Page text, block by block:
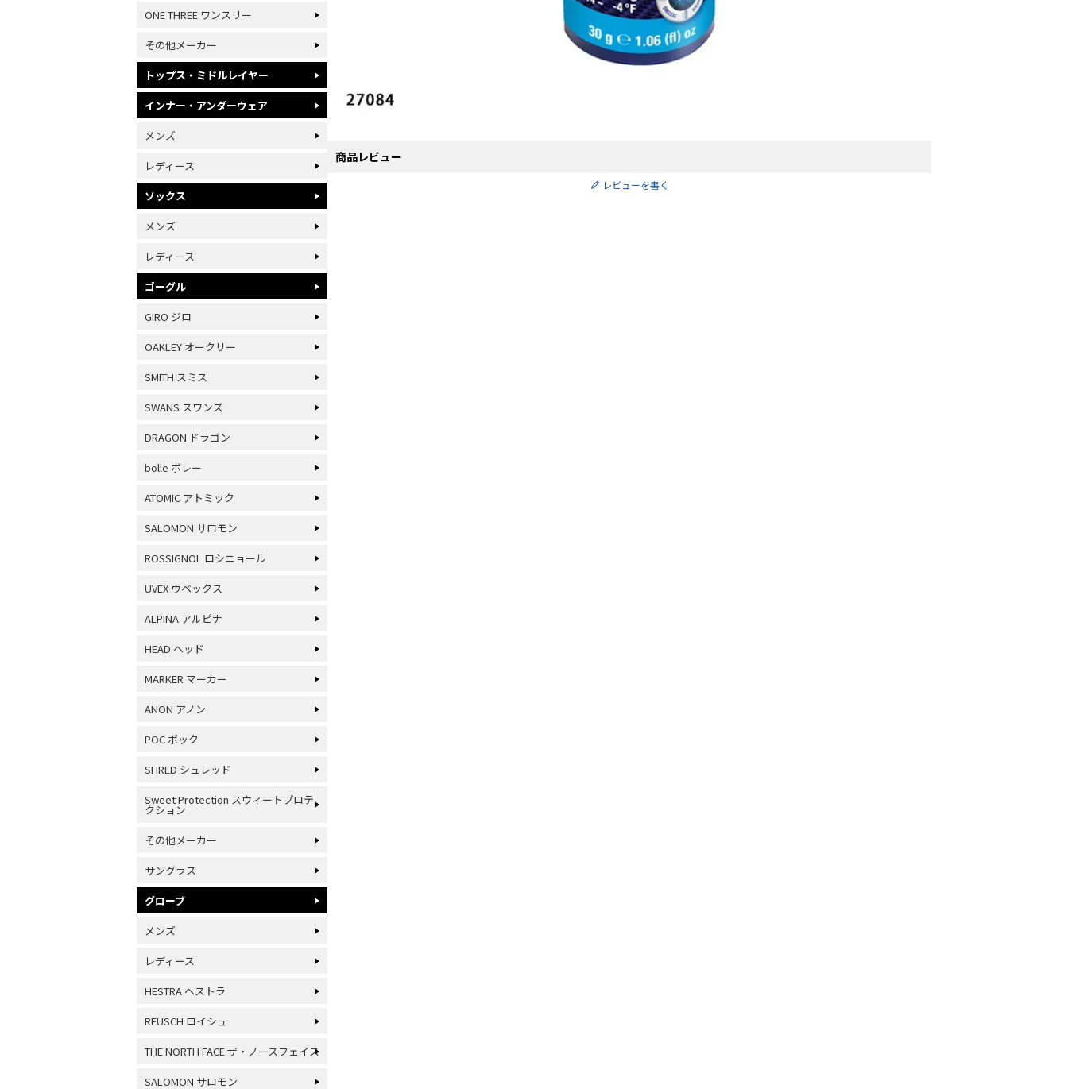
商品レビュー
レビューを書く
ONE THREE ワンスリー
その他メーカー
トップス・ミドルレイヤー
インナー・アンダーウェア
メンズ
レディース
ソックス
メンズ
レディース
ゴーグル
GIRO ジロ
OAKLEY オークリー
SMITH スミス
SWANS スワンズ
DRAGON ドラゴン
bolle ボレー
ATOMIC アトミック
SALOMON サロモン
ROSSIGNOL ロシニョール
UVEX ウベックス
ALPINA アルピナ
HEAD ヘッド
MARKER マーカー
ANON アノン
POC ポック
SHRED シュレッド
Sweet Protection スウィートプロテ
クション
その他メーカー
サングラス
グローブ
メンズ
レディース
HESTRA ヘストラ
REUSCH ロイシュ
THE NORTH FACE ザ・ノースフェイス
SALOMON サロモン